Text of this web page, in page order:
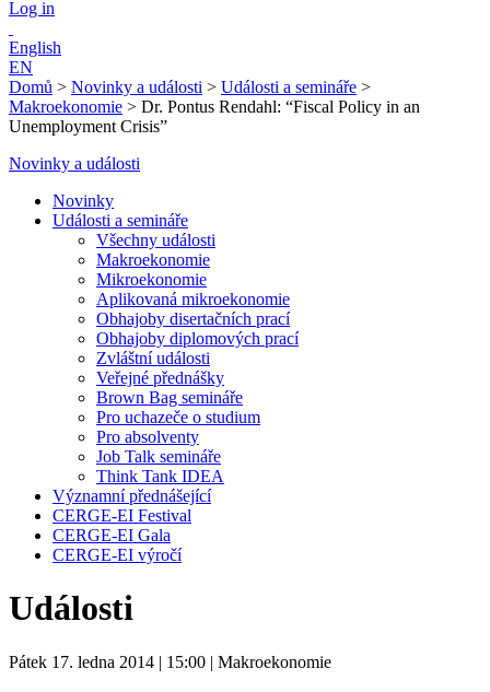
Log in
English
EN
Domů > Novinky a události > Události a semináře >
Makroekonomie > Dr. Pontus Rendahl: “Fiscal Policy in an
Unemployment Crisis”
Novinky a události
Novinky
Události a semináře
Všechny události
Makroekonomie
Mikroekonomie
Aplikovaná mikroekonomie
Obhajoby disertačních prací
Obhajoby diplomových prací
Zvláštní události
Veřejné přednášky
Brown Bag semináře
Pro uchazeče o studium
Pro absolventy
Job Talk semináře
Think Tank IDEA
Významní přednášející
CERGE-EI Festival
CERGE-EI Gala
CERGE-EI výročí
Události
Pátek 17. ledna 2014 | 15:00 | Makroekonomie